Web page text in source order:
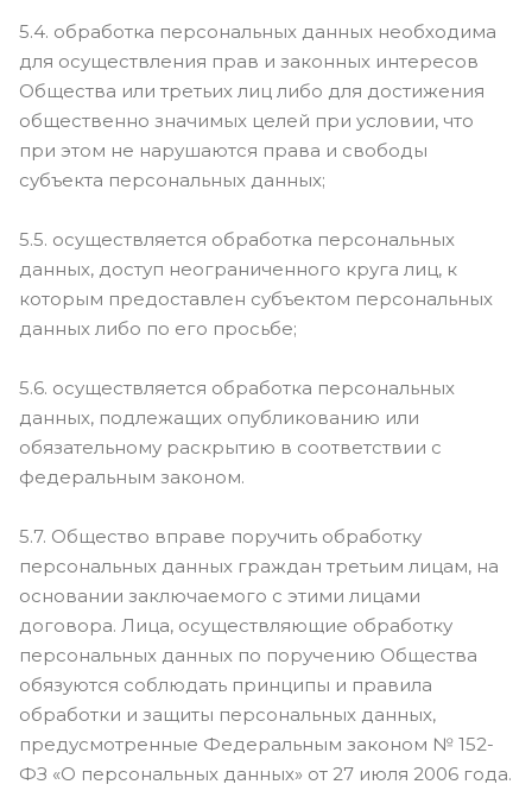
5.4. обработка персональных данных необходима
для осуществления прав и законных интересов
Общества или третьих лиц либо для достижения
общественно значимых целей при условии, что
при этом не нарушаются права и свободы
субъекта персональных данных;
5.5. осуществляется обработка персональных
данных, доступ неограниченного круга лиц, к
которым предоставлен субъектом персональных
данных либо по его просьбе;
5.6. осуществляется обработка персональных
данных, подлежащих опубликованию или
обязательному раскрытию в соответствии с
федеральным законом.
5.7. Общество вправе поручить обработку
персональных данных граждан третьим лицам, на
основании заключаемого с этими лицами
договора. Лица, осуществляющие обработку
персональных данных по поручению Общества
обязуются соблюдать принципы и правила
обработки и защиты персональных данных,
предусмотренные Федеральным законом № 152-
ФЗ «О персональных данных» от 27 июля 2006 года.